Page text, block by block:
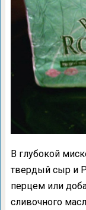
В глубокой
твердый сыр и
перцем или
сливочного